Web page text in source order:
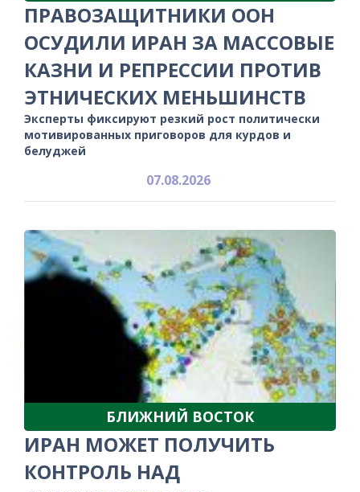
ПРАВОЗАЩИТНИКИ ООН
ОСУДИЛИ ИРАН ЗА МАССОВЫЕ
КАЗНИ И РЕПРЕССИИ ПРОТИВ
ЭТНИЧЕСКИХ МЕНЬШИНСТВ
Эксперты фиксируют резкий рост политически
мотивированных приговоров для курдов и
белуджей
07.08.2026
БЛИЖНИЙ ВОСТОК
ИРАН МОЖЕТ ПОЛУЧИТЬ
КОНТРОЛЬ НАД